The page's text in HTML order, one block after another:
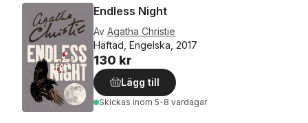
Endless Night
Av Agatha Christie
Häftad, Engelska, 2017
130 kr
Lägg till
Skickas inom 5-8 vardagar